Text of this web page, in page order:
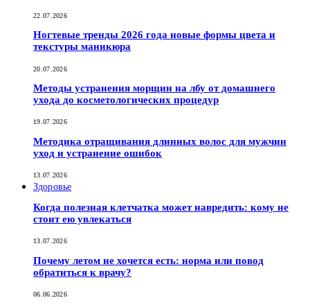
22.07.2026
Ногтевые тренды 2026 года новые формы цвета и
текстуры маникюра
20.07.2026
Методы устранения морщин на лбу от домашнего
ухода до косметологических процедур
19.07.2026
Методика отращивания длинных волос для мужчин
уход и устранение ошибок
13.07.2026
Здоровье
Когда полезная клетчатка может навредить: кому не
стоит ею увлекаться
13.07.2026
Почему летом не хочется есть: норма или повод
обратиться к врачу?
06.06.2026